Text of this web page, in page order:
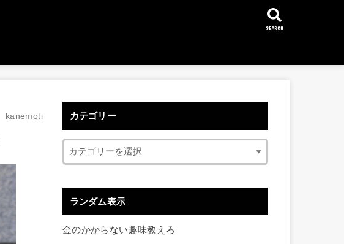
SEARCH
kanemoti カテゴリー
ランダム表示
金のかからない趣味教えろ